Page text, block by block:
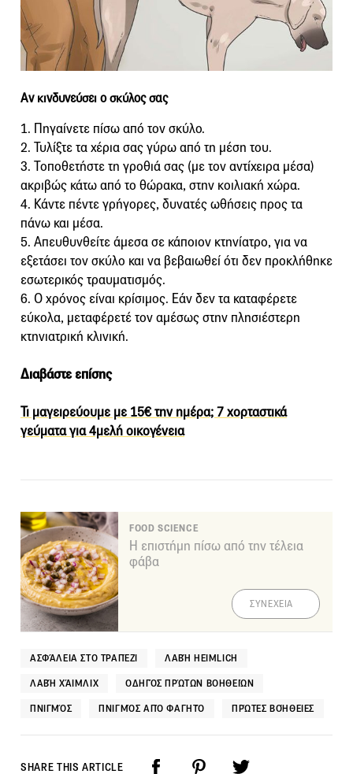
Αν κινδυνεύσει ο σκύλος σας
1. Πηγαίνετε πίσω από τον σκύλο.
2. Τυλίξτε τα χέρια σας γύρω από τη μέση του.
3. Τοποθετήστε τη γροθιά σας (με τον αντίχειρα μέσα)
ακριβώς κάτω από το θώρακα, στην κοιλιακή χώρα.
4. Κάντε πέντε γρήγορες, δυνατές ωθήσεις προς τα
πάνω και μέσα.
5. Απευθυνθείτε άμεσα σε κάποιον κτηνίατρο, για να
εξετάσει τον σκύλο και να βεβαιωθεί ότι δεν προκλήθηκε
εσωτερικός τραυματισμός.
6. Ο χρόνος είναι κρίσιμος. Εάν δεν τα καταφέρετε
εύκολα, μεταφέρετέ τον αμέσως στην πλησιέστερη
κτηνιατρική κλινική.
Διαβάστε επίσης
Τι μαγειρεύουμε με 15€ την ημέρα; 7 χορταστικά
γεύματα για 4μελή οικογένεια
FOOD SCIENCE
Η επιστήμη πίσω από την τέλεια
φάβα
ΣΥΝΕΧΕΙΑ
ΑΣΦΆΛΕΙΑ ΣΤΟ ΤΡΑΠΈΖΙ ΛΑΒΉ HEIMLICH
ΛΑΒΉ ΧΆΙΜΛΙΧ ΟΔΗΓΌΣ ΠΡΏΤΩΝ ΒΟΗΘΕΙΏΝ
ΠΝΙΓΜΌΣ ΠΝΙΓΜΌΣ ΑΠΌ ΦΑΓΗΤΌ ΠΡΏΤΕΣ ΒΟΉΘΕΙΕΣ
SHARE THIS ARTICLE